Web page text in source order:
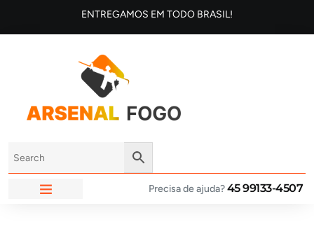
ENTREGAMOS EM TODO BRASIL!
Precisa de ajuda?45 99133-4507